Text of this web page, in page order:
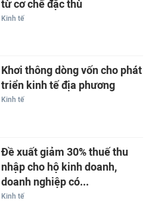
từ cơ chế đặc thù
Kinh tế
Khơi thông dòng vốn cho phát
triển kinh tế địa phương
Kinh tế
Đề xuất giảm 30% thuế thu
nhập cho hộ kinh doanh,
doanh nghiệp có...
Kinh tế